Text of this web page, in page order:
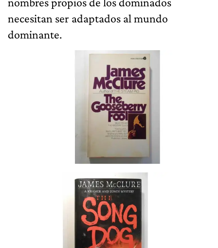
necesitan ser adaptados al mundo
dominante.